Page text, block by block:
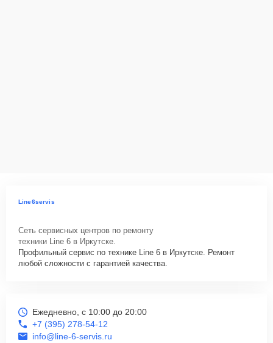
Line6servis
Сеть сервисных центров по ремонту
техники Line 6 в Иркутске.
Профильный сервис по технике Line 6 в Иркутске. Ремонт
любой сложности с гарантией качества.
Ежедневно, с 10:00 до 20:00
+7 (395) 278-54-12
info@line-6-servis.ru